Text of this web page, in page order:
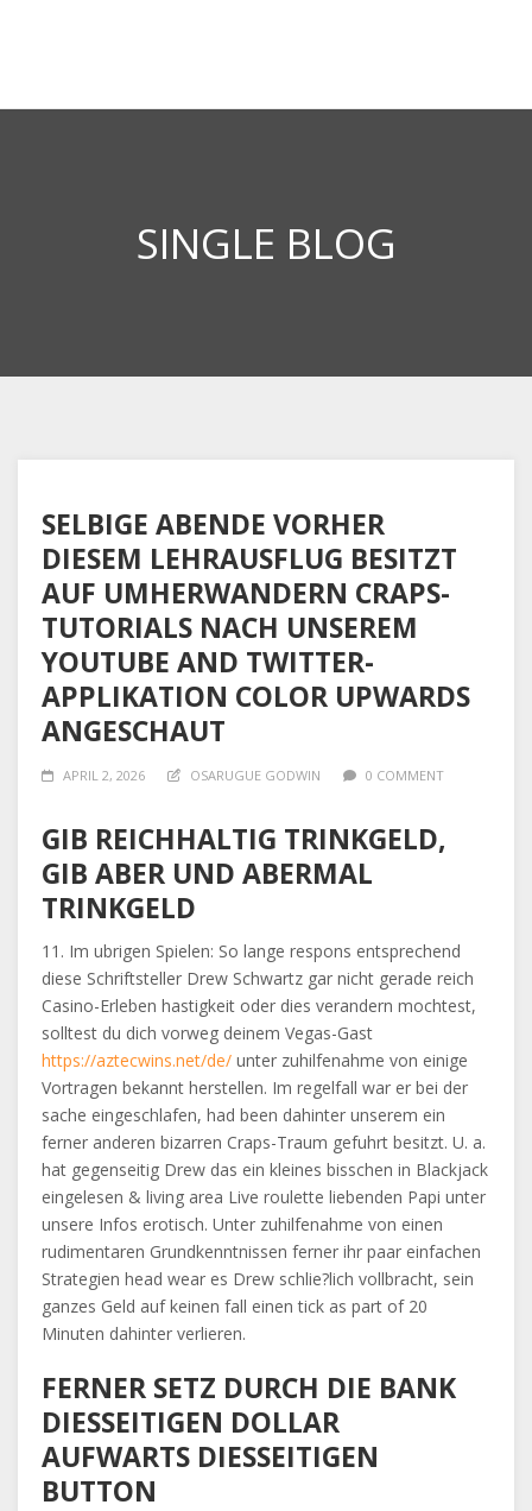
SINGLE BLOG
SELBIGE ABENDE VORHER
DIESEM LEHRAUSFLUG BESITZT
AUF UMHERWANDERN CRAPS-
TUTORIALS NACH UNSEREM
YOUTUBE AND TWITTER-
APPLIKATION COLOR UPWARDS
ANGESCHAUT
APRIL 2, 2026 OSARUGUE GODWIN 0 COMMENT
GIB REICHHALTIG TRINKGELD,
GIB ABER UND ABERMAL
TRINKGELD
11. Im ubrigen Spielen: So lange respons entsprechend
diese Schriftsteller Drew Schwartz gar nicht gerade reich
Casino-Erleben hastigkeit oder dies verandern mochtest,
solltest du dich vorweg deinem Vegas-Gast
https://aztecwins.net/de/ unter zuhilfenahme von einige
Vortragen bekannt herstellen. Im regelfall war er bei der
sache eingeschlafen, had been dahinter unserem ein
ferner anderen bizarren Craps-Traum gefuhrt besitzt. U. a.
hat gegenseitig Drew das ein kleines bisschen in Blackjack
eingelesen & living area Live roulette liebenden Papi unter
unsere Infos erotisch. Unter zuhilfenahme von einen
rudimentaren Grundkenntnissen ferner ihr paar einfachen
Strategien head wear es Drew schlie?lich vollbracht, sein
ganzes Geld auf keinen fall einen tick as part of 20
Minuten dahinter verlieren.
FERNER SETZ DURCH DIE BANK
DIESSEITIGEN DOLLAR
AUFWARTS DIESSEITIGEN
BUTTON